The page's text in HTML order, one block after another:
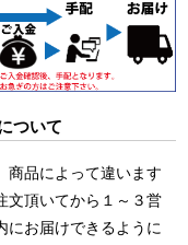
ついて
商品によって違います
文頂いてから１～３営
にお届けできるように